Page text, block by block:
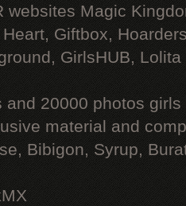
websites Magic
Giftbox,
GirlsHUB, Lolita
and 20000 photos
material and
Bibigon, Syrup,